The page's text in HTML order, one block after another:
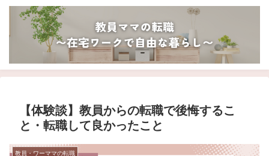
【体験談】教員からの転職で後悔するこ
と・転職して良かったこと
教員・ワーママの転職